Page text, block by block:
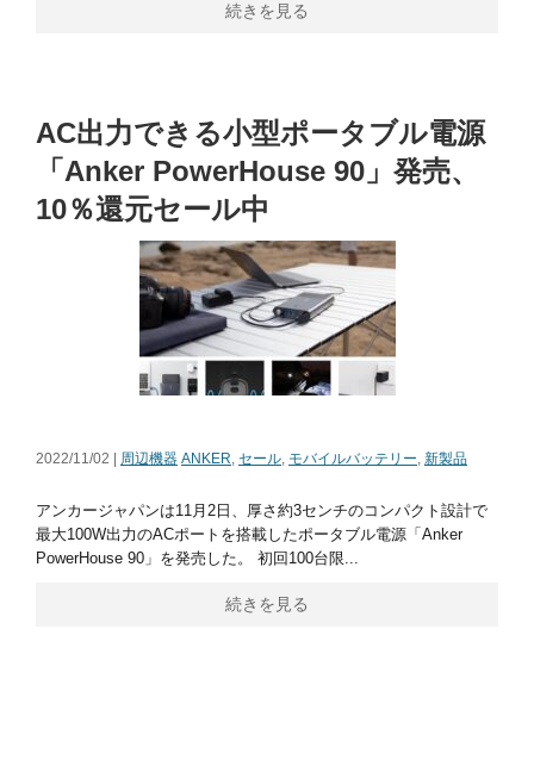
続きを見る
AC出力できる小型ポータブル電源
「Anker PowerHouse 90」発売、
10％還元セール中
2022/11/02 | 周辺機器 ANKER, セール, モバイルバッテリー, 新製品
アンカージャパンは11月2日、厚さ約3センチのコンパクト設計で
最大100W出力のACポートを搭載したポータブル電源「Anker
PowerHouse 90」を発売した。 初回100台限...
続きを見る